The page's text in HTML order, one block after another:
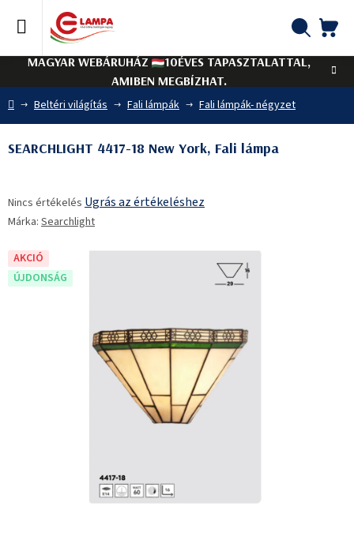
tartalomhoz
MAGYAR WEBÁRUHÁZ
10ÉVES TAPASZTALATTAL,
AMIBEN MEGBÍZHAT.
Kezdőlap
Beltéri világítás Fali lámpák Fali lámpák- négyzet
SEARCHLIGHT 4417-18 New York, Fali lámpa
termék
átlagos
5-
ből
Nincs értékelés Ugrás az értékeléshez
Márka: Searchlight
AKCIÓ
ÚJDONSÁG